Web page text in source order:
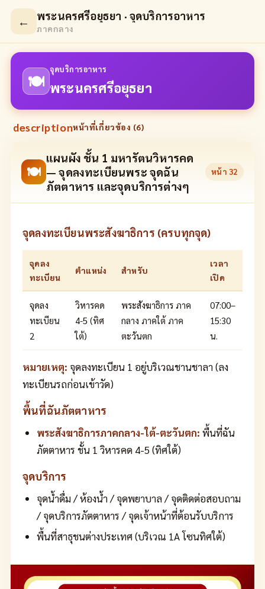
← พระนครศรีอยุธยา · จุดบริการอาหาร
ภาคกลาง
🍽
จุดบริการอาหาร
พระนครศรีอยุธยา
descriptionหน้าที่เกี่ยวข้อง (6)
🍽
แผนผัง ชั้น 1 มหารัตนวิหารคด
— จุดลงทะเบียนพระ จุดฉัน
ภัตตาหาร และจุดบริการต่างๆ
หน้า 32
จุดลงทะเบียนพระสังฆาธิการ (ครบทุกจุด)
จุดลง
ทะเบียน
ตำแหน่ง สำหรับ
เวลา
เปิด
จุดลง
ทะเบียน
2
วิหารคด
4-5 (ทิศ
ใต้)
พระสังฆาธิการ ภาค
กลาง ภาคใต้ ภาค
ตะวันตก
07:00–
15:30
น.
หมายเหตุ: จุดลงทะเบียน 1 อยู่บริเวณชานชาลา (ลง
ทะเบียนรถก่อนเข้าวัด)
พื้นที่ฉันภัตตาหาร
พระสังฆาธิการภาคกลาง-ใต้-ตะวันตก: พื้นที่ฉัน
ภัตตาหาร ชั้น 1 วิหารคด 4-5 (ทิศใต้)
จุดบริการ
จุดน้ำดื่ม / ห้องน้ำ / จุดพยาบาล / จุดติดต่อสอบถาม
/ จุดบริการภัตตาหาร / จุดเจ้าหน้าที่ต้อนรับบริการ
พื้นที่สาธุชนต่างประเทศ (บริเวณ 1A โซนทิศใต้)